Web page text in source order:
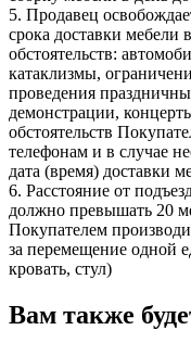
5. Продавец
срока доставки мебели
обстоятельств:
катаклизмы,
проведения
демонстрации,
обстоятельств
телефонам и в случае
дата (время) доставки
6. Расстояние от
должно превышать 20
Покупателем
за перемещение одной
кровать, стул)
Вам также